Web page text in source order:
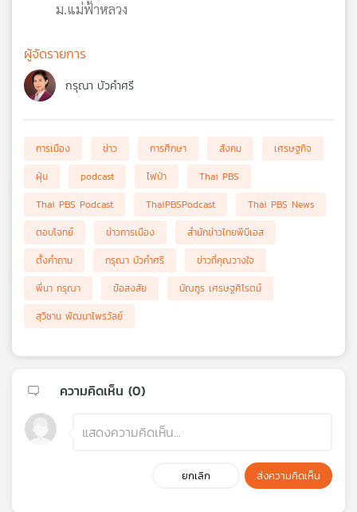
ม.แม่ฟ้าหลวง
ผู้จัดรายการ
กรุณา บัวคำศรี
การเมือง ข่าว การศึกษา สังคม
เศรษฐกิจ
ฝุ่น
podcast ไฟป่า
Thai PBS
Thai PBS Podcast
ThaiPBSPodcast
Thai PBS News
ตอบโจทย์
ข่าวการเมือง
สำนักข่าวไทยพีบีเอส
ตั้งคำถาม
กรุณา บัวคำศรี
ข่าวที่คุณวางใจ
พี่นา กรุณา
ข้อสงสัย
บัณฑูร เศรษฐศิโรตม์
สุวิชาน พัฒนาไพรวัลย์
ความคิดเห็น (0)
ยกเลิก ส่งความคิดเห็น